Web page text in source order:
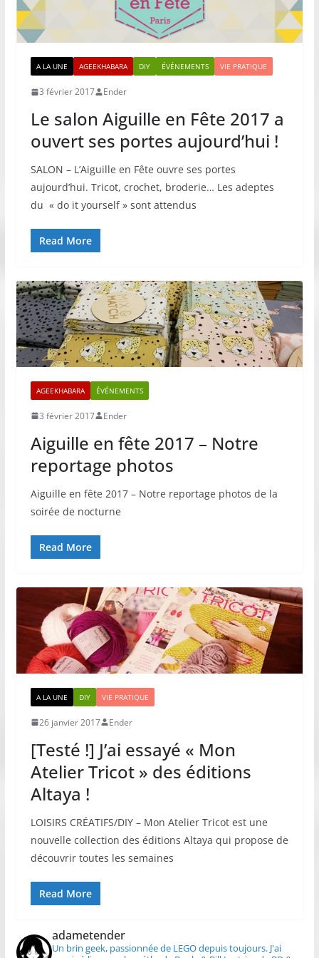
A LA UNE AGEEKHABARA DIY ÉVÉNEMENTS VIE PRATIQUE
3 février 2017 Ender
Le salon Aiguille en Fête 2017 a
ouvert ses portes aujourd’hui !
SALON – L’Aiguille en Fête ouvre ses portes
aujourd’hui. Tricot, crochet, broderie… Les adeptes
du « do it yourself » sont attendus
Read More
AGEEKHABARA ÉVÉNEMENTS
3 février 2017 Ender
Aiguille en fête 2017 – Notre
reportage photos
Aiguille en fête 2017 – Notre reportage photos de la
soirée de nocturne
Read More
A LA UNE DIY VIE PRATIQUE
26 janvier 2017 Ender
[Testé !] J’ai essayé « Mon
Atelier Tricot » des éditions
Altaya !
LOISIRS CRÉATIFS/DIY – Mon Atelier Tricot est une
nouvelle collection des éditions Altaya qui propose de
découvrir toutes les semaines
Read More
adametender
Un brin geek, passionnée de LEGO depuis toujours.J'ai